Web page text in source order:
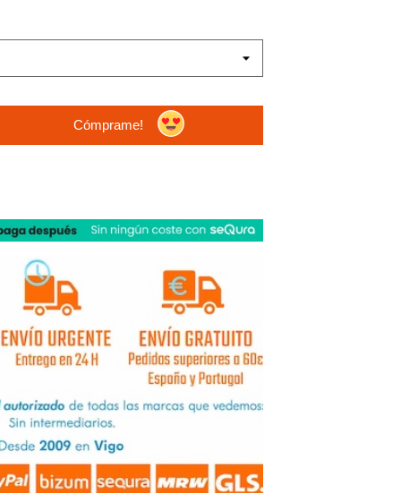
Cómprame!